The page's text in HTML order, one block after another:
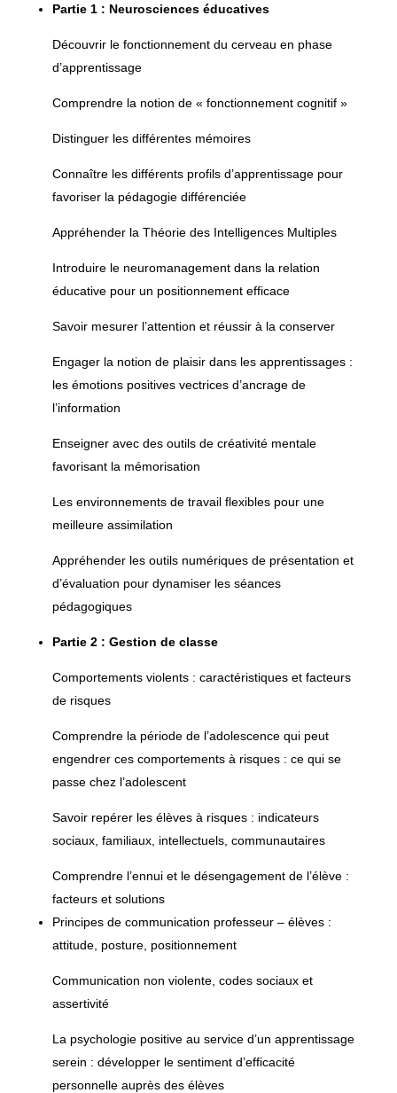
Partie 1 : Neurosciences éducatives
Découvrir le fonctionnement du cerveau en phase
d’apprentissage
Comprendre la notion de « fonctionnement cognitif »
Distinguer les différentes mémoires
Connaître les différents profils d’apprentissage pour
favoriser la pédagogie différenciée
Appréhender la Théorie des Intelligences Multiples
Introduire le neuromanagement dans la relation
éducative pour un positionnement efficace
Savoir mesurer l’attention et réussir à la conserver
Engager la notion de plaisir dans les apprentissages :
les émotions positives vectrices d’ancrage de
l’information
Enseigner avec des outils de créativité mentale
favorisant la mémorisation
Les environnements de travail flexibles pour une
meilleure assimilation
Appréhender les outils numériques de présentation et
d’évaluation pour dynamiser les séances
pédagogiques
Partie 2 : Gestion de classe
Comportements violents : caractéristiques et facteurs
de risques
Comprendre la période de l’adolescence qui peut
engendrer ces comportements à risques : ce qui se
passe chez l’adolescent
Savoir repérer les élèves à risques : indicateurs
sociaux, familiaux, intellectuels, communautaires
Comprendre l’ennui et le désengagement de l’élève :
facteurs et solutions
Principes de communication professeur – élèves :
attitude, posture, positionnement
Communication non violente, codes sociaux et
assertivité
La psychologie positive au service d’un apprentissage
serein : développer le sentiment d’efficacité
personnelle auprès des élèves